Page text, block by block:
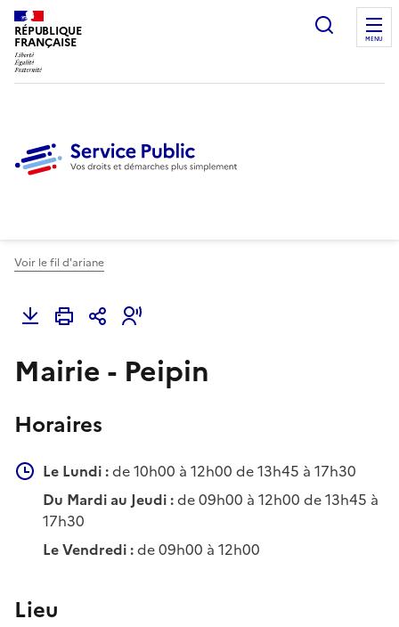
RÉPUBLIQUE
FRANÇAISE
Ouvrir
MENU
Voir le fil d'ariane
Mairie - Peipin
Horaires
Le Lundi :de 10h00 à 12h00 de 13h45 à 17h30
Du Mardi au Jeudi :de 09h00 à 12h00 de 13h45 à
17h30
Le Vendredi :de 09h00 à 12h00
Lieu